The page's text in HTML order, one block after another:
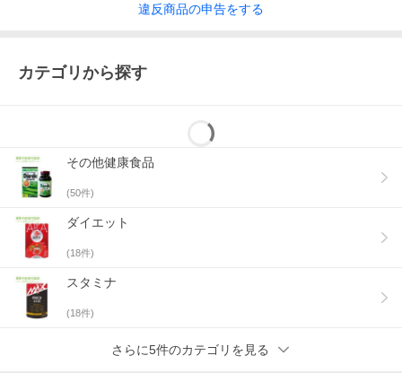
違反商品の申告をする
カテゴリから探す
その他健康食品
(50件)
ダイエット
(18件)
スタミナ
(18件)
さらに5件のカテゴリを見る